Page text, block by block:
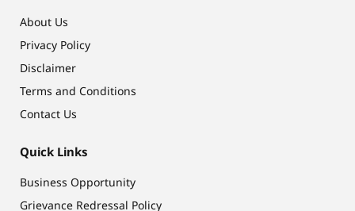
About Us
Privacy Policy
Disclaimer
Terms and Conditions
Contact Us
Quick Links
Business Opportunity
Grievance Redressal Policy